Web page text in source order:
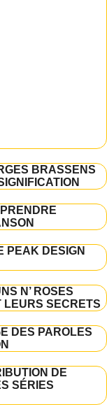
BRASSENS
PEAK DESIGN
N’ ROSES
LEURS SECRETS
DES PAROLES
DE
SÉRIES